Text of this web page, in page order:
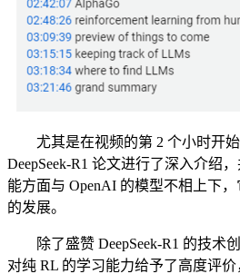
尤其是在视频的第 2 个小时开始
DeepSeek-R1 论文进行了深入介绍
能方面与 OpenAI 的模型不相上下
的发展。
除了盛赞 DeepSeek-R1 的技术创
对纯 RL 的学习能力给予了高度评